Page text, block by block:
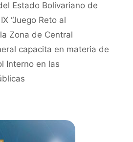
Estado Bolivariano de
“Juego Reto al
Zona de Central
capacita en materia de
Interno en las